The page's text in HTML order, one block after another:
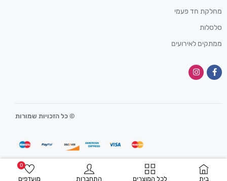
בית לכל המוצרים התחברות מועדפים
0
מחלקת חד פעמי
סלסלות
ממתקים לאירועים
© כל הזכויות שמורות